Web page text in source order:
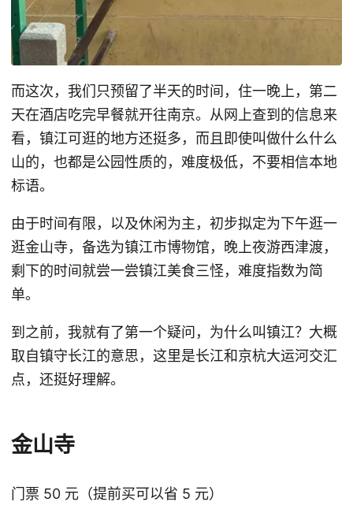
而这次，我们只预留了半天的时间，住一晚上，第二
天在酒店吃完早餐就开往南京。从网上查到的信息来
看，镇江可逛的地方还挺多，而且即使叫做什么什么
山的，也都是公园性质的，难度极低，不要相信本地
标语。
由于时间有限，以及休闲为主，初步拟定为下午逛一
逛金山寺，备选为镇江市博物馆，晚上夜游西津渡，
剩下的时间就尝一尝镇江美食三怪，难度指数为简
单。
到之前，我就有了第一个疑问，为什么叫镇江？大概
取自镇守长江的意思，这里是长江和京杭大运河交汇
点，还挺好理解。
金山寺
门票 50 元（提前买可以省 5 元）